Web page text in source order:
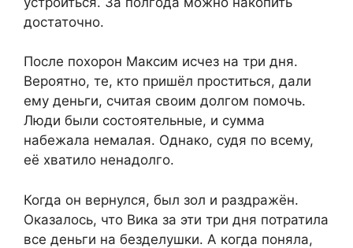
достаточно.
После похорон Максим исчез на три дня.
Вероятно, те, кто пришёл проститься, дали
ему деньги, считая своим долгом помочь.
Люди были состоятельные, и сумма
набежала немалая. Однако, судя по всему,
её хватило ненадолго.
Когда он вернулся, был зол и раздражён.
Оказалось, что Вика за эти три дня потратила
все деньги на безделушки. А когда поняла,